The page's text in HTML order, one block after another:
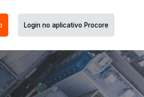
Login no aplicativo Procore